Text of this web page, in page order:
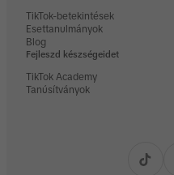
TikTok-betekintések
Esettanulmányok
Blog
Fejleszd készségeidet
TikTok Academy
Tanúsítványok